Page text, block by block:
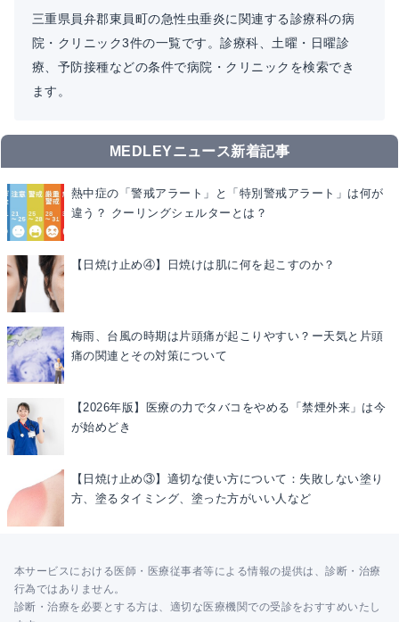
三重県員弁郡東員町の急性虫垂炎に関連する診療科の病
院・クリニック3件の一覧です。診療科、土曜・日曜診
療、予防接種などの条件で病院・クリニックを検索でき
ます。
MEDLEYニュース新着記事
熱中症の「警戒アラート」と「特別警戒アラート」は何が
違う？ クーリングシェルターとは？
【日焼け止め④】日焼けは肌に何を起こすのか？
梅雨、台風の時期は片頭痛が起こりやすい？ー天気と片頭
痛の関連とその対策について
【2026年版】医療の力でタバコをやめる「禁煙外来」は今
が始めどき
【日焼け止め③】適切な使い方について：失敗しない塗り
方、塗るタイミング、塗った方がいい人など
本サービスにおける医師・医療従事者等による情報の提供は、診断・治療
行為ではありません。
診断・治療を必要とする方は、適切な医療機関での受診をおすすめいたし